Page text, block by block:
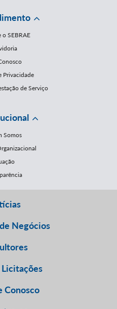
o SEBRAE
Privacidade
de Serviço
Somos
Negócios
Conosco